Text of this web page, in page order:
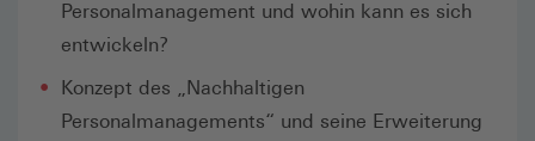
Personalmanagement und wohin kann es sich
entwickeln?
Konzept des „Nachhaltigen
Personalmanagements“ und seine Erweiterung